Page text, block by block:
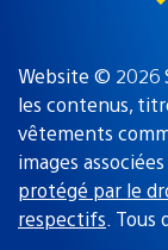
Website © 2026
les contenus,
vêtements
images
protégé par le
respectifs. Tous